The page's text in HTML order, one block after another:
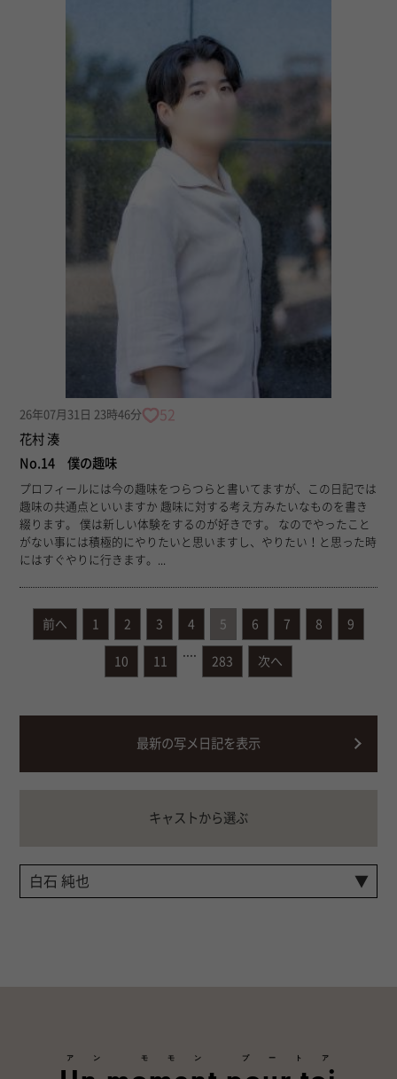
26年07月31日 23時46分 52
花村 湊
No.14 僕の趣味
プロフィールには今の趣味をつらつらと書いてますが、この日記では
趣味の共通点といいますか 趣味に対する考え方みたいなものを書き
綴ります。 僕は新しい体験をするのが好きです。 なのでやったこと
がない事には積極的にやりたいと思いますし、やりたい！と思った時
にはすぐやりに行きます。...
前へ 1 2 3 4 5 6 7 8 9
10 11 283 次へ
最新の写メ日記を表示
キャストから選ぶ
アン モモン プートア